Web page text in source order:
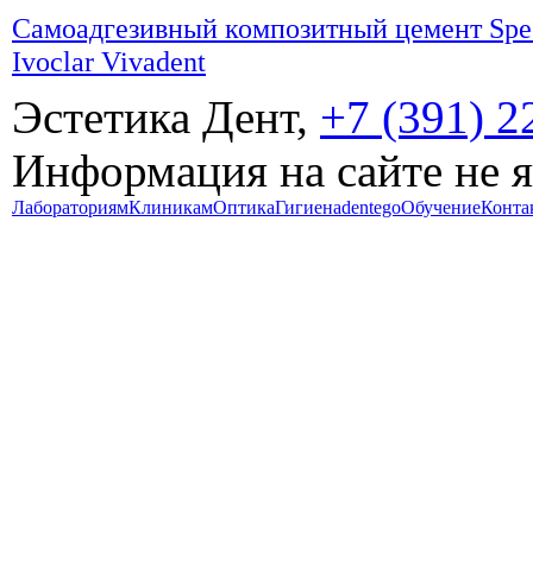
Самоадгезивный композитный цемент
Ivoclar Vivadent
Эстетика Дент, +7 (391)
Информация на сайте не
ЛабораториямКлиникамОптикаГигиенаdentegoОбучение